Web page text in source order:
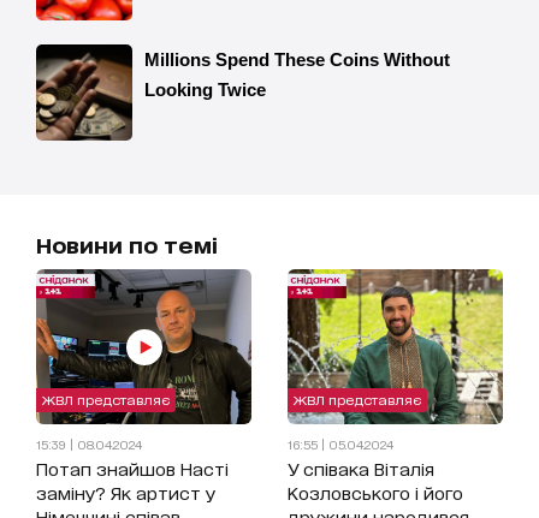
Новини по темі
ЖВЛ представляє
15:39 | 08.04.2024
Потап знайшов Насті
заміну? Як артист у
ЖВЛ представляє
16:55 | 05.04.2024
У співака Віталія
Козловського і його